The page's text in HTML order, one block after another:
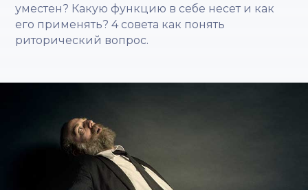
уместен? Какую функцию в себе несет и как
его применять? 4 совета как понять
риторический вопрос.